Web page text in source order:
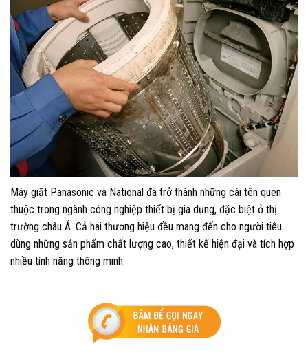
Máy giặt Panasonic và National đã trở thành những cái tên quen
thuộc trong ngành công nghiệp thiết bị gia dụng, đặc biệt ở thị
trường châu Á. Cả hai thương hiệu đều mang đến cho người tiêu
dùng những sản phẩm chất lượng cao, thiết kế hiện đại và tích hợp
nhiều tính năng thông minh.